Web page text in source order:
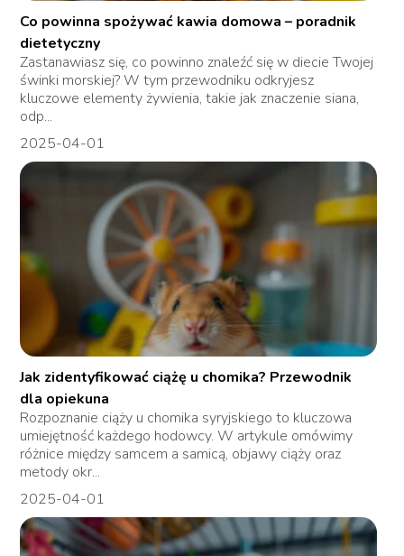
Co powinna spożywać kawia domowa – poradnik
dietetyczny
Zastanawiasz się, co powinno znaleźć się w diecie Twojej
świnki morskiej? W tym przewodniku odkryjesz
kluczowe elementy żywienia, takie jak znaczenie siana,
odp...
2025-04-01
Jak zidentyfikować ciążę u chomika? Przewodnik
dla opiekuna
Rozpoznanie ciąży u chomika syryjskiego to kluczowa
umiejętność każdego hodowcy. W artykule omówimy
różnice między samcem a samicą, objawy ciąży oraz
metody okr...
2025-04-01